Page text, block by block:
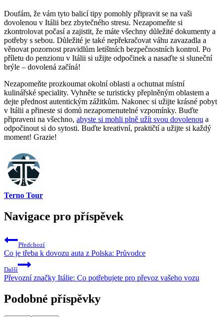
Doufám, že vám tyto balicí tipy pomohly připravit se na vaši
dovolenou v Itálii bez zbytečného stresu. Nezapomeňte si
zkontrolovat počasí a zajistit, že máte všechny důležité dokumenty a
potřeby s sebou. Důležité je také nepřekračovat váhu zavazadla a
věnovat pozornost pravidlům letištních bezpečnostních kontrol. Po
příletu do penzionu v Itálii si užijte odpočinek a nasaďte si sluneční
brýle – dovolená začíná!
Nezapomeňte prozkoumat okolní oblasti a ochutnat místní
kulinářské speciality. Vyhněte se turisticky přeplněným oblastem a
dejte přednost autentickým zážitkům. Nakonec si užijte krásné pobyt
v Itálii a přineste si domů nezapomenutelné vzpomínky. Buďte
připraveni na všechno, abyste si mohli plně užít svou dovolenou a
odpočinout si do sytosti. Buďte kreativní, praktičtí a užijte si každý
moment! Grazie!
Terno Tour
Navigace pro příspěvek
Předchozí
Co je třeba k dovozu auta z Polska: Průvodce
Další
Převozní značky Itálie: Co potřebujete pro převoz vašeho vozu
Podobné příspěvky